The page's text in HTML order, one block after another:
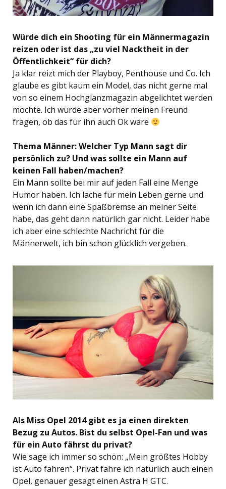
Würde dich ein Shooting für ein Männermagazin
reizen oder ist das „zu viel Nacktheit in der
Öffentlichkeit“ für dich?
Ja klar reizt mich der Playboy, Penthouse und Co. Ich
glaube es gibt kaum ein Model, das nicht gerne mal
von so einem Hochglanzmagazin abgelichtet werden
möchte. Ich würde aber vorher meinen Freund
fragen, ob das für ihn auch Ok wäre
Thema Männer: Welcher Typ Mann sagt dir
persönlich zu? Und was sollte ein Mann auf
keinen Fall haben/machen?
Ein Mann sollte bei mir auf jeden Fall eine Menge
Humor haben. Ich lache für mein Leben gerne und
wenn ich dann eine Spaßbremse an meiner Seite
habe, das geht dann natürlich gar nicht. Leider habe
ich aber eine schlechte Nachricht für die
Männerwelt, ich bin schon glücklich vergeben.
Als Miss Opel 2014 gibt es ja einen direkten
Bezug zu Autos. Bist du selbst Opel-Fan und was
für ein Auto fährst du privat?
Wie sage ich immer so schön: „Mein größtes Hobby
ist Auto fahren“. Privat fahre ich natürlich auch einen
Opel, genauer gesagt einen Astra H GTC.